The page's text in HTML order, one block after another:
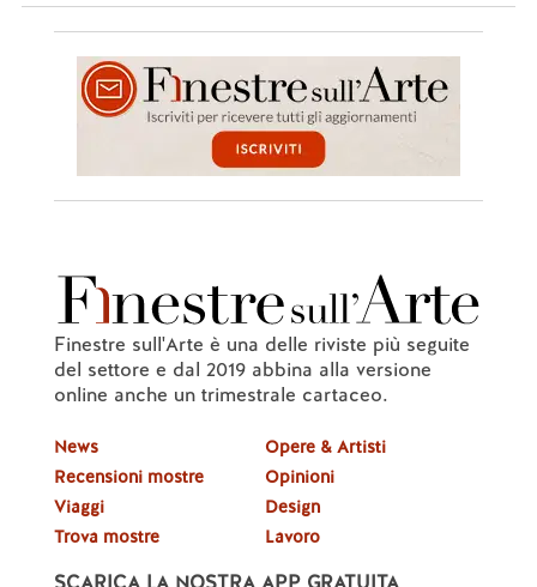
Finestre sull'Arte è una delle riviste più seguite
del settore e dal 2019 abbina alla versione
online anche un trimestrale cartaceo.
News
Recensioni mostre
Viaggi
Trova mostre
Opere & Artisti
Opinioni
Design
Lavoro